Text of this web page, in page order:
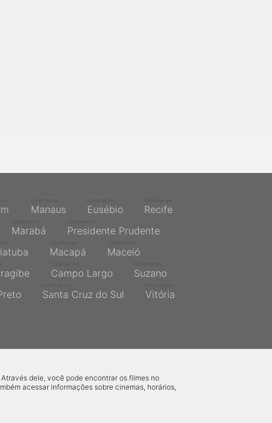
Manaus Eusébio Recife
Marabá Presidente Prudente
Macapá Maceió
Campo Largo Suzano
Santa Cruz do Sul Vitória
dele, você pode encontrar os filmes no
acessar informações sobre cinemas, horários,